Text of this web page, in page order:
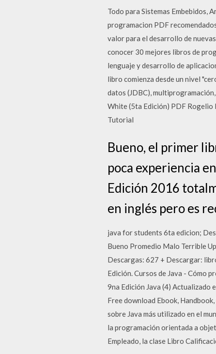
Todo para Sistemas Embebidos,
programacion PDF
valor para el desarrollo de
conocer 30 mejores libros de
lenguaje y desarrollo de
libro comienza desde un nivel
datos (JDBC),
White (5ta Edición) PDF Rogelio
Tutorial
Bueno, el primer
poca experiencia
Edición 2016
en inglés pero es
java for students 6ta edicion;
Bueno Promedio Malo Terrible
Descargas: 627 + Descargar:
Edición. Cursos de Java - Cómo
9na Edición Java (4) Actualizado
Free download Ebook,
sobre Java más utilizado en el
la programación orientada a
Empleado, la clase Libro